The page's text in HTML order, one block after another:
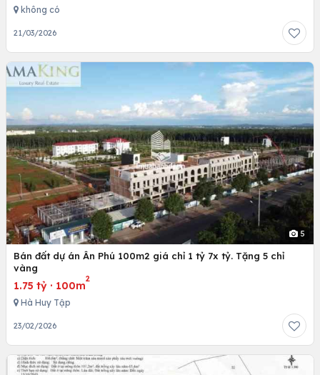
không có
21/03/2026
5
Bán đất dự án Ân Phú 100m2 giá chỉ 1 tỷ 7x tỷ. Tặng 5 chỉ
vàng
1.75 tỷ · 100m
2
Hà Huy Tập
23/02/2026